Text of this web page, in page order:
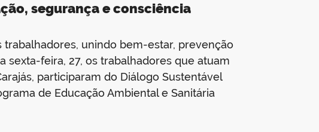
segurança e consciência
unindo bem-estar, prevenção
feira, 27, os trabalhadores que atuam
participaram do Diálogo Sustentável
de Educação Ambiental e Sanitária